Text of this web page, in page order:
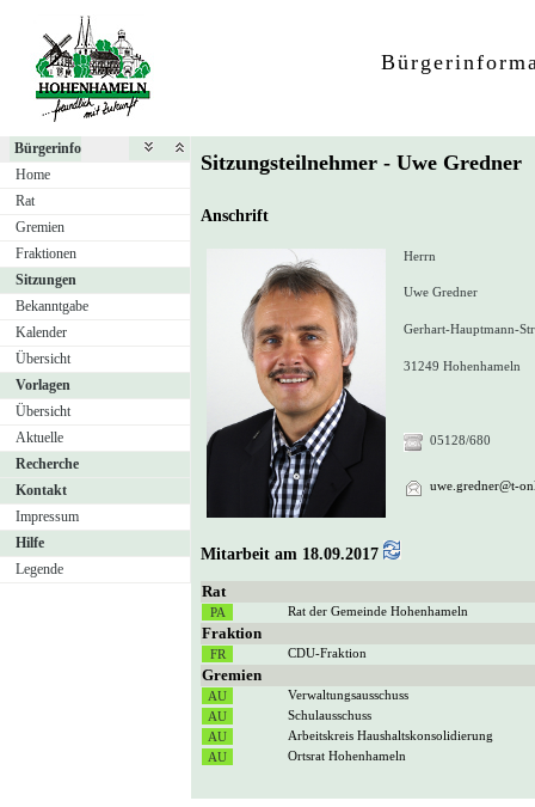
Bürgerinfo
Home
Rat
Gremien
Fraktionen
Sitzungen
Bekanntgabe
Kalender
Übersicht
Vorlagen
Übersicht
Aktuelle
Recherche
Kontakt
Impressum
Hilfe
Legende
Sitzungsteilnehmer - Uwe Gredner
Anschrift
Herrn
Uwe Gredner
Gerhart-Hauptmann-
31249 Hohenhameln
05128/680
uwe.gredner@t-
Mitarbeit am 18.09.2017
Rat
Rat der Gemeinde Hohenhameln
Fraktion
CDU-Fraktion
Gremien
Verwaltungsausschuss
Schulausschuss
Arbeitskreis Haushaltskonsolidierung
Ortsrat Hohenhameln